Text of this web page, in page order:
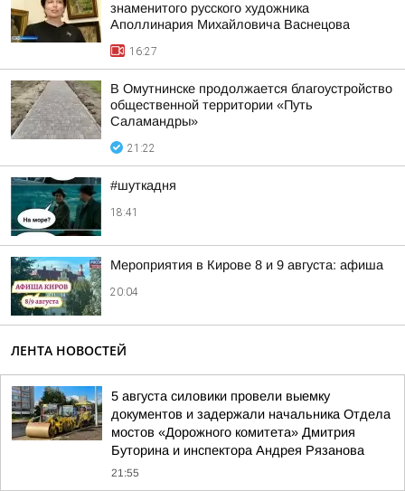
знаменитого русского художника
Аполлинария Михайловича Васнецова
16:27
В Омутнинске продолжается благоустройство
общественной территории «Путь
Саламандры»
21:22
#шуткадня
18:41
Мероприятия в Кирове 8 и 9 августа: афиша
20:04
ЛЕНТА НОВОСТЕЙ
5 августа силовики провели выемку
документов и задержали начальника Отдела
мостов «Дорожного комитета» Дмитрия
Буторина и инспектора Андрея Рязанова
21:55